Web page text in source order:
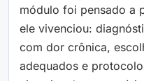
módulo foi pensado a
ele vivenciou:
com dor crônica,
adequados e